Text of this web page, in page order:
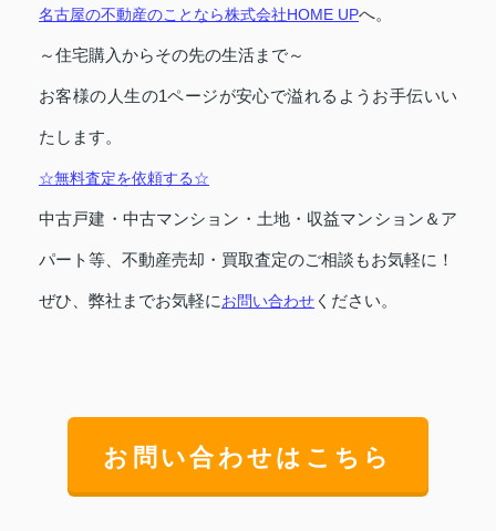
名古屋の不動産のことなら株式会社HOME UPへ。
～住宅購入からその先の生活まで～
お客様の人生の1ページが安心で溢れるようお手伝いい
たします。
☆無料査定を依頼する☆
中古戸建・中古マンション・土地・収益マンション＆ア
パート等、不動産売却・買取査定のご相談もお気軽に！
ぜひ、弊社までお気軽にお問い合わせ ください。
お問い合わせはこちら